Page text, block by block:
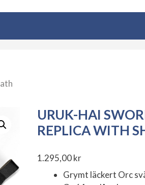
URUK-HAI
REPLICA WITH
1.295,00kr
Grymt läckert Orc